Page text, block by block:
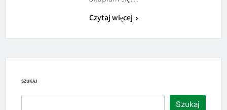
Czytaj więcej
SZUKAJ
Szukaj